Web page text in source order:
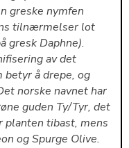
greske nymfen
tilnærmelser lot
gresk Daphne).
av det
å drepe, og
norske navnet har
guden Ty/Tyr, det
planten tibast, mens
og Spurge Olive.